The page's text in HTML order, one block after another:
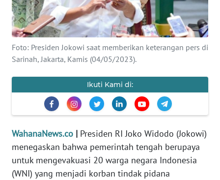
Foto: Presiden Jokowi saat memberikan keterangan pers di
Sarinah, Jakarta, Kamis (04/05/2023).
Ikuti Kami di:
WahanaNews.co | Presiden RI Joko Widodo (Jokowi)
menegaskan bahwa pemerintah tengah berupaya
untuk mengevakuasi 20 warga negara Indonesia
(WNI) yang menjadi korban tindak pidana
SERBA-SERBI
PENDIDIKAN
OLAHRAGA
EDITORIAL
INDEKS
BERITA